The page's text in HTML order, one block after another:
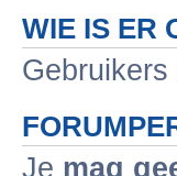
WIE IS ER
Je mag